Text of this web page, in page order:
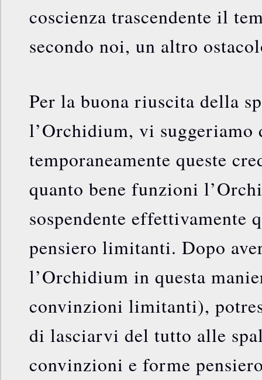
coscienza trascendente il
secondo noi, un altro
Per la buona riuscita della
l’Orchidium, vi suggeriamo
temporaneamente queste
quanto bene funzioni
sospendente effettivamente
pensiero limitanti. Dopo
l’Orchidium in questa
convinzioni limitanti),
di lasciarvi del tutto alle
convinzioni e forme